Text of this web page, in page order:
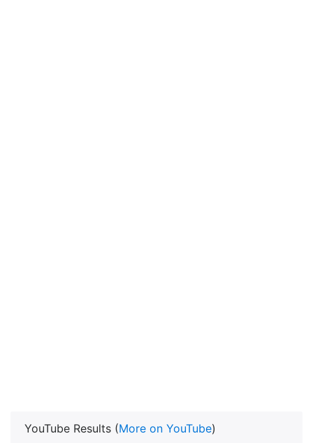
YouTube Results (More on YouTube)